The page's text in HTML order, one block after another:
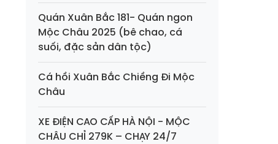
Quán Xuân Bắc 181- Quán ngon
Mộc Châu 2025 (bê chao, cá
suối, đặc sản dân tộc)
Cá hồi Xuân Bắc Chiềng Đi Mộc
Châu
XE ĐIỆN CAO CẤP HÀ NỘI - MỘC
CHÂU CHỈ 279K – CHẠY 24/7